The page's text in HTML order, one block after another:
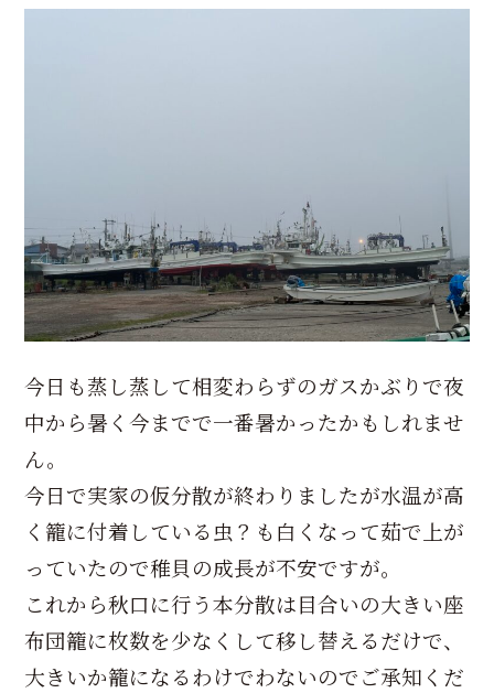
今日も蒸し蒸して相変わらずのガスかぶりで夜
中から暑く今までで一番暑かったかもしれませ
ん。
今日で実家の仮分散が終わりましたが水温が高
く籠に付着している虫？も白くなって茹で上が
っていたので稚貝の成長が不安ですが。
これから秋口に行う本分散は目合いの大きい座
布団籠に枚数を少なくして移し替えるだけで、
大きいか籠になるわけでわないのでご承知くだ